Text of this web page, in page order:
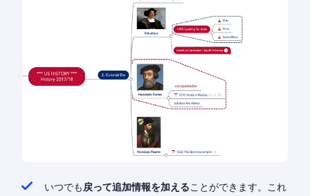
いつでも戻って追加情報を加えることができます。これ